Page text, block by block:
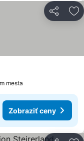
Zdieľať
mesta
Zobraziť ceny